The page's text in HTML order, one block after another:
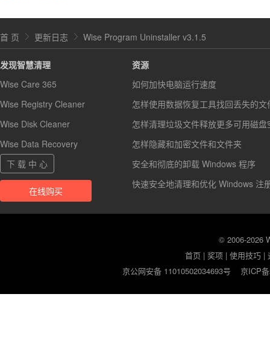
首 页 更新日志 Wise Program Uninstaller v3.1.5
发现智慧清理
Wise Care 365
Wise Registry Cleaner
Wise Disk Cleaner
Wise Data Recovery
下 载 中 心
在线购买
资源
如何加快电脑运行速度
怎样使用数据恢复工具找回丢失的文
怎样清理垃圾文件释放更多可用磁盘
怎样隐藏和加密文件和文件夹
安全和彻底的卸载 Windows 程序
快速安全地清理和优化 Windows 注
© 2006-2026
首页 |奖项 |使用技巧 |
京公网安备 11010502034693号
京ICP